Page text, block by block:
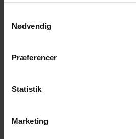
Nødvendig
Præferencer
Statistik
Marketing
Vi modtager følgende: